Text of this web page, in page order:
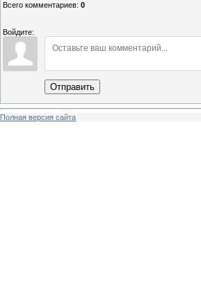
Всего комментариев: 0
Войдите:
Отправить
Полная версия сайта